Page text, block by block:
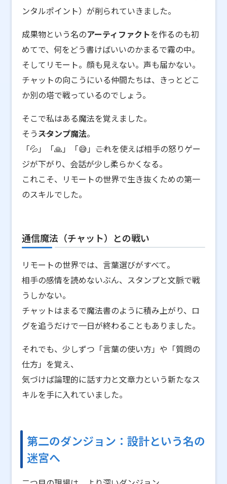
ンタルポイント）が削られていきました。
成果物という名のアーティファクトを作るのも初
めてで、何をどう書けばいいのかまるで霧の中。
そしてリモート。顔も見えない。声も届かない。
チャットの向こうにいる仲間たちは、きっとどこ
か別の塔で戦っているのでしょう。
そこで私はある魔法を覚えました。
そう――スタンプ魔法。
「💦」「🙏」「😅」――これを使えば相手の怒りゲー
ジが下がり、会話が少し柔らかくなる。
これこそ、リモートの世界で生き抜くための第一
のスキルでした。
通信魔法（チャット）との戦い
リモートの世界では、言葉選びがすべて。
相手の感情を読めないぶん、スタンプと文脈で戦
うしかない。
チャットはまるで魔法書のように積み上がり、ロ
グを追うだけで一日が終わることもありました。
それでも、少しずつ「言葉の使い方」や「質問の
仕方」を覚え、
気づけば論理的に話す力と文章力という新たなス
キルを手に入れていました。
第二のダンジョン：設計という名の
迷宮へ